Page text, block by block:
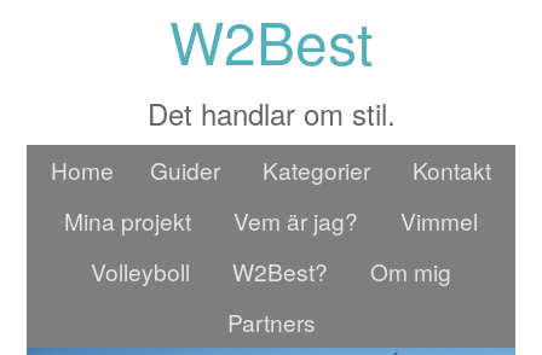
W2Best
Det handlar om stil.
Home Guider Kategorier
Kontakt
Mina projekt
Vem är jag?
Vimmel
Volleyboll
W2Best?
Om mig
Partners